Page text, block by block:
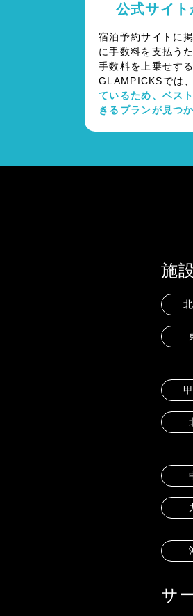
公式サイト
宿泊予約サイトに
に手数料を支払う
手数料を上乗せす
GLAMPICKSでは、
ているため、ベス
きるプランが見つ
施
サ